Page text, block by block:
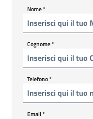
Nome*
Cognome*
Telefono*
Email*